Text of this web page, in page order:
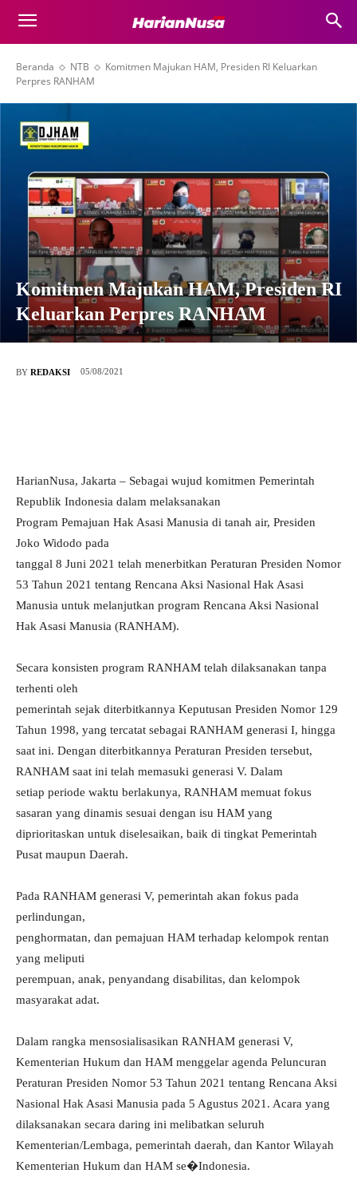
Beranda NTB
Komitmen Majukan HAM, Presiden RI Keluarkan
Perpres RANHAM
Komitmen Majukan HAM, Presiden RI
Keluarkan Perpres RANHAM
BY REDAKSI 05/08/2021
HarianNusa, Jakarta – Sebagai wujud komitmen Pemerintah
Republik Indonesia dalam melaksanakan
Program Pemajuan Hak Asasi Manusia di tanah air, Presiden
Joko Widodo pada
tanggal 8 Juni 2021 telah menerbitkan Peraturan Presiden Nomor
53 Tahun 2021 tentang Rencana Aksi Nasional Hak Asasi
Manusia untuk melanjutkan program Rencana Aksi Nasional
Hak Asasi Manusia (RANHAM).
Secara konsisten program RANHAM telah dilaksanakan tanpa
terhenti oleh
pemerintah sejak diterbitkannya Keputusan Presiden Nomor 129
Tahun 1998, yang tercatat sebagai RANHAM generasi I, hingga
saat ini. Dengan diterbitkannya Peraturan Presiden tersebut,
RANHAM saat ini telah memasuki generasi V. Dalam
setiap periode waktu berlakunya, RANHAM memuat fokus
sasaran yang dinamis sesuai dengan isu HAM yang
diprioritaskan untuk diselesaikan, baik di tingkat Pemerintah
Pusat maupun Daerah.
Pada RANHAM generasi V, pemerintah akan fokus pada
perlindungan,
penghormatan, dan pemajuan HAM terhadap kelompok rentan
yang meliputi
perempuan, anak, penyandang disabilitas, dan kelompok
masyarakat adat.
Dalam rangka mensosialisasikan RANHAM generasi V,
Kementerian Hukum dan HAM menggelar agenda Peluncuran
Peraturan Presiden Nomor 53 Tahun 2021 tentang Rencana Aksi
Nasional Hak Asasi Manusia pada 5 Agustus 2021. Acara yang
dilaksanakan secara daring ini melibatkan seluruh
Kementerian/Lembaga, pemerintah daerah, dan Kantor Wilayah
Kementerian Hukum dan HAM se�Indonesia.